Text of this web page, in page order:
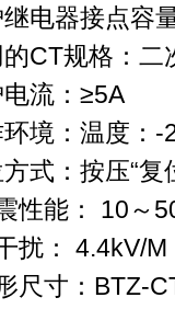
电器接点容
CT规格：二
流：≥5A
环境：温度
式：按压“复
性能： 10～
扰： 4.4kV/M
尺寸：BTZ-